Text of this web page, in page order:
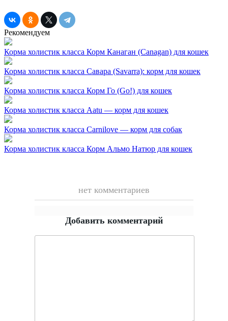
Рекомендуем
Корма холистик класса Корм Канаган (Canagan) для кошек
Корма холистик класса Савара (Savarra): корм для кошек
Корма холистик класса Корм Го (Go!) для кошек
Корма холистик класса Aatu — корм для кошек
Корма холистик класса Carnilove — корм для собак
Корма холистик класса Корм Альмо Натюр для кошек
нет комментариев
Добавить комментарий